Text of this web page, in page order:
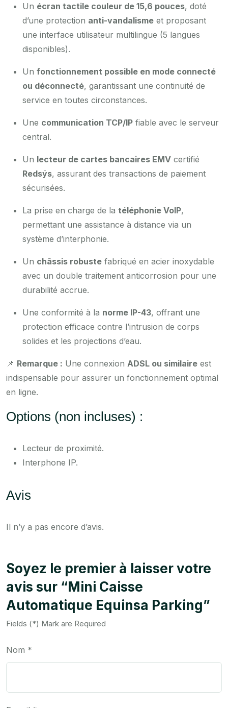
Un écran tactile couleur de 15,6 pouces, doté
d’une protection anti-vandalisme et proposant
une interface utilisateur multilingue (5 langues
disponibles).
Un fonctionnement possible en mode connecté
ou déconnecté, garantissant une continuité de
service en toutes circonstances.
Une communication TCP/IP fiable avec le serveur
central.
Un lecteur de cartes bancaires EMV certifié
Redsýs, assurant des transactions de paiement
sécurisées.
La prise en charge de la téléphonie VoIP,
permettant une assistance à distance via un
système d’interphonie.
Un châssis robuste fabriqué en acier inoxydable
avec un double traitement anticorrosion pour une
durabilité accrue.
Une conformité à la norme IP-43, offrant une
protection efficace contre l’intrusion de corps
solides et les projections d’eau.
📌 Remarque : Une connexion ADSL ou similaire est
indispensable pour assurer un fonctionnement optimal
en ligne.
Options (non incluses) :
Lecteur de proximité.
Interphone IP.
Avis
Il n’y a pas encore d’avis.
Soyez le premier à laisser votre
avis sur “Mini Caisse
Automatique Equinsa Parking”
Fields (*) Mark are Required
Nom *